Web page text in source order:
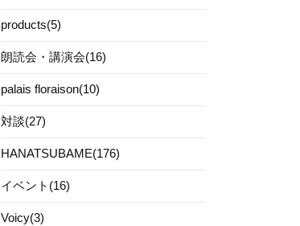
products(5)
朗読会・講演会(16)
palais floraison(10)
対談(27)
HANATSUBAME(176)
イベント(16)
Voicy(3)